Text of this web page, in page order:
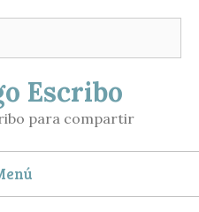
Escribo
para compartir